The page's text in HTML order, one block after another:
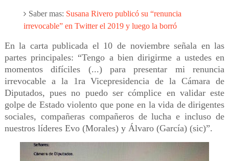
Saber mas: Susana Rivero publicó su “renuncia
irrevocable” en Twitter el 2019 y luego la borró
En la carta publicada el 10 de noviembre señala en las
partes principales: “Tengo a bien dirigirme a ustedes en
momentos difíciles (...) para presentar mi renuncia
irrevocable a la 1ra Vicepresidencia de la Cámara de
Diputados, pues no puedo ser cómplice en validar este
golpe de Estado violento que pone en la vida de dirigentes
sociales, compañeras compañeros de lucha e incluso de
nuestros líderes Evo (Morales) y Álvaro (García) (sic)”.